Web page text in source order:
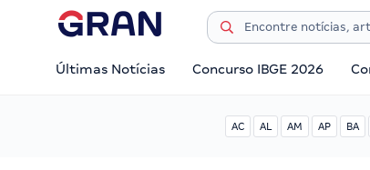
Últimas Notícias Concurso IBGE 2026
AC AL AM AP BA